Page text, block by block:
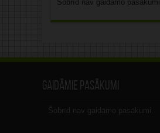
Šobrīd nav gaidāmo pasākumi.
Gaidāmie pasākumi
Šobrīd nav gaidāmo pasākumi.